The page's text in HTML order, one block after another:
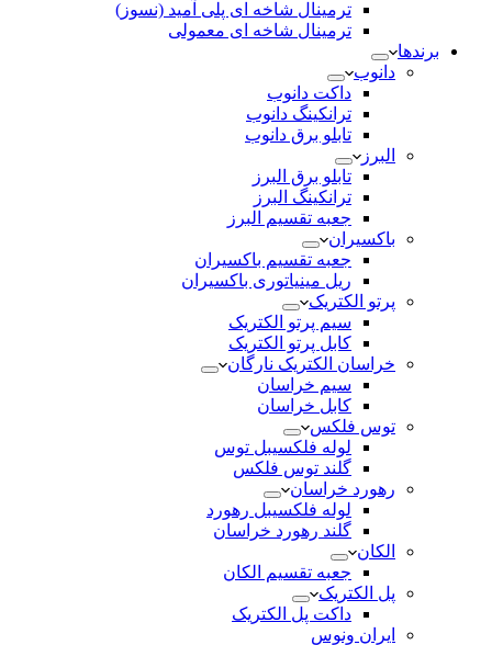
ترمینال شاخه ای پلی آمید (نسوز)
ترمینال شاخه ای معمولی
برندها
دانوب
داکت دانوب
ترانکینگ دانوب
تابلو برق دانوب
البرز
تابلو برق البرز
ترانکینگ البرز
جعبه تقسیم البرز
باکسیران
جعبه تقسیم باکسیران
ریل مینیاتوری باکسیران
پرتو الکتریک
سیم پرتو الکتریک
کابل پرتو الکتریک
خراسان الکتریک نارگان
سیم خراسان
کابل خراسان
توس فلکس
لوله فلکسیبل توس
گلند توس فلکس
رهورد خراسان
لوله فلکسیبل رهورد
گلند رهورد خراسان
الکان
جعبه تقسیم الکان
پل الکتریک
داکت پل الکتریک
ایران ونوس